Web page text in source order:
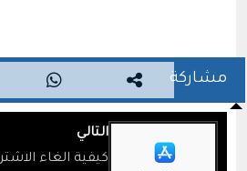
مشاركة
التالي
كيفية الغاء